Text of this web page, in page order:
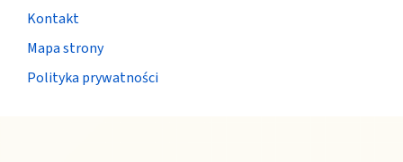
Kontakt
Mapa strony
Polityka prywatności